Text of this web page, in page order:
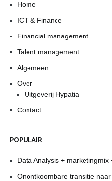
Home
ICT & Finance
Financial management
Talent management
Algemeen
Over
Uitgeverij Hypatia
Contact
POPULAIR
Data Analysis +
Onontkoombare transitie naar